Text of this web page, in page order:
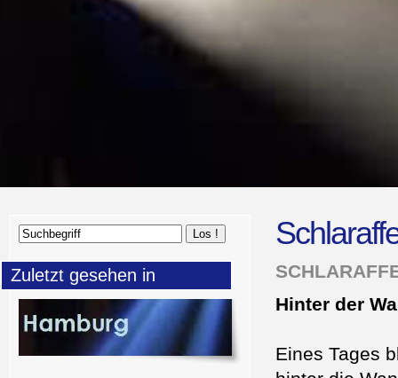
Hinter der
Eines Tages
Zuletzt gesehen in